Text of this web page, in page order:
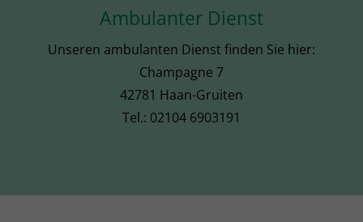
Ambulanter Dienst
Unseren ambulanten Dienst finden Sie hier:
Champagne 7
42781 Haan-Gruiten
Tel.: 02104 6903191
UNSEREN AMBULANTEN DIENST
Lassen Sie sich gerne von uns in einem
unverbindlichen Gespräch beraten.